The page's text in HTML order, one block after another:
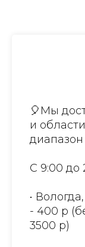
🎈Мы
и
диапазон
С 9:00 до
•
- 400 р
3500 р)